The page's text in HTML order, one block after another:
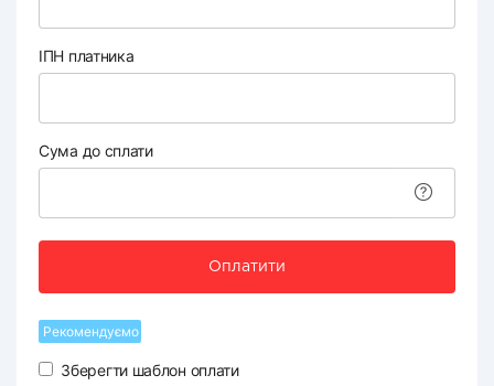
ІПН платника
Сума до сплати
Оплатити
Рекомендуємо
Зберегти шаблон оплати